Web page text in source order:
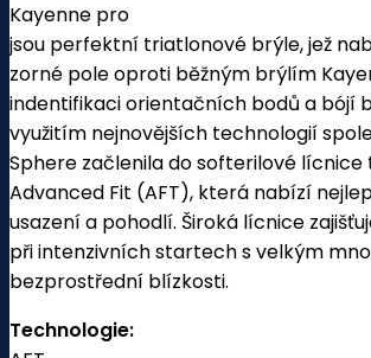
Kayenne pro
jsou perfektní triatlonové brýle, jež
zorné pole oproti běžným brýlím
indentifikaci orientačních bodů a bójí
využitím nejnovějších technologií
Sphere začlenila do softerilové lícnice
Advanced Fit (AFT), která nabízí
usazení a pohodlí. Široká lícnice
při intenzivních startech s velkým
bezprostřední blízkosti.
Technologie: